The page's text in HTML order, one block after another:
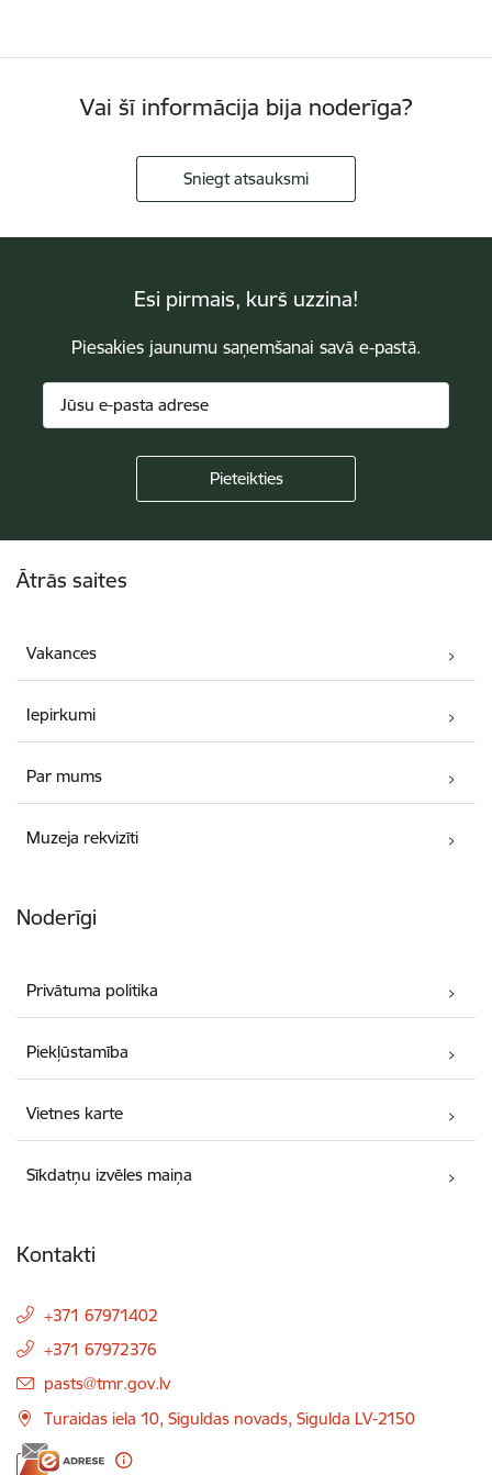
Vai šī informācija bija noderīga?
Sniegt atsauksmi
Esi pirmais, kurš uzzina!
Piesakies jaunumu saņemšanai savā e-pastā.
Ātrās saites
Vakances
Iepirkumi
Par mums
Muzeja rekvizīti
Noderīgi
Privātuma politika
Piekļūstamība
Vietnes karte
Sīkdatņu izvēles maiņa
Kontakti
+371 67971402
+371 67972376
E-pasts:
pasts@tmr.gov.lv
Turaidas iela 10, Siguldas novads, Sigulda LV-2150